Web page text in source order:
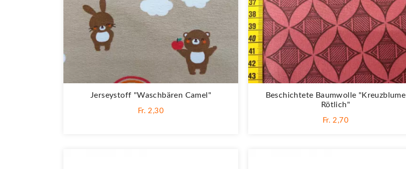
Jerseystoff "Waschbären Camel"
Fr. 2,30
Beschichtete Baumwolle "Kreuzblume
Rötlich"
Fr. 2,70